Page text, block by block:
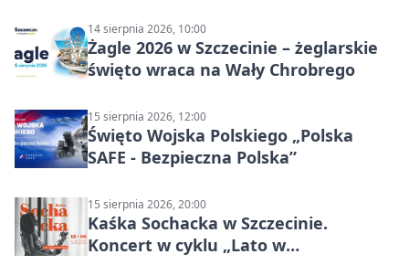
14 sierpnia 2026, 10:00
Żagle 2026 w Szczecinie – żeglarskie
święto wraca na Wały Chrobrego
15 sierpnia 2026, 12:00
Święto Wojska Polskiego „Polska
SAFE - Bezpieczna Polska”
15 sierpnia 2026, 20:00
Kaśka Sochacka w Szczecinie.
Koncert w cyklu „Lato w